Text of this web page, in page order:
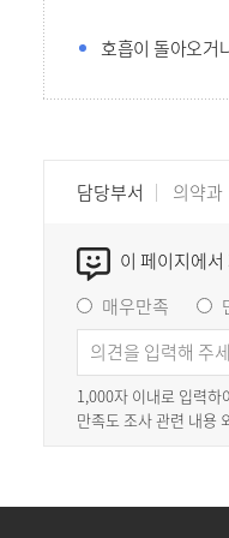
호흡이 돌아오거
담당부서 의약과
이 페이지에
매우만족
1,000자 이내로 입력
만족도 조사 관련 내용